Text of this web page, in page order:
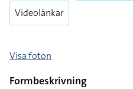
Videolänkar
Visa foton
Formbeskrivning